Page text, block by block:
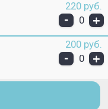
220 руб.
- 0 +
200 руб.
- 0 +